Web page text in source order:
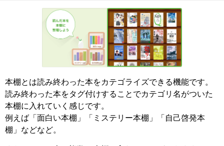
本棚とは読み終わった本をカテゴライズできる機能です。
読み終わった本をタグ付けすることでカテゴリ名がついた
本棚に入れていく感じです。
例えば「面白い本棚」「ミステリー本棚」「自己啓発本
棚」などなど。